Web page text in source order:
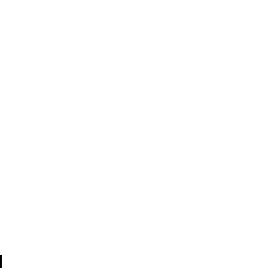
Abdon Aberto De Senador Canedo-GO
Fanfarras 2024.
TÉCNICA